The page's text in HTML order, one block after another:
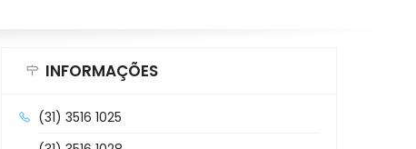
INFORMAÇÕES
(31) 3516 1025